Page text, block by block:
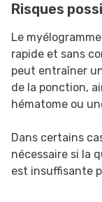
Risques
Le
rapide et sans
peut entraîner
de la ponction,
hématome ou
Dans certains
nécessaire si la
est insuffisante